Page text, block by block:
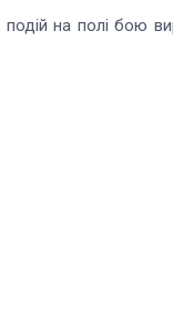
на полі бою